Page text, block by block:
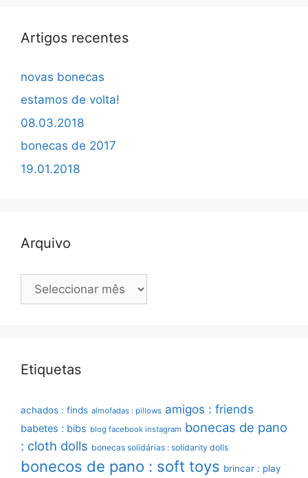
Artigos recentes
novas bonecas
estamos de volta!
08.03.2018
bonecas de 2017
19.01.2018
Arquivo
Arquivo
Etiquetas
achados : finds almofadas : pillows amigos : friends
babetes : bibs blog facebook instagram bonecas de pano
: cloth dolls bonecas solidárias : solidarity dolls
bonecos de pano : soft toys brincar : play